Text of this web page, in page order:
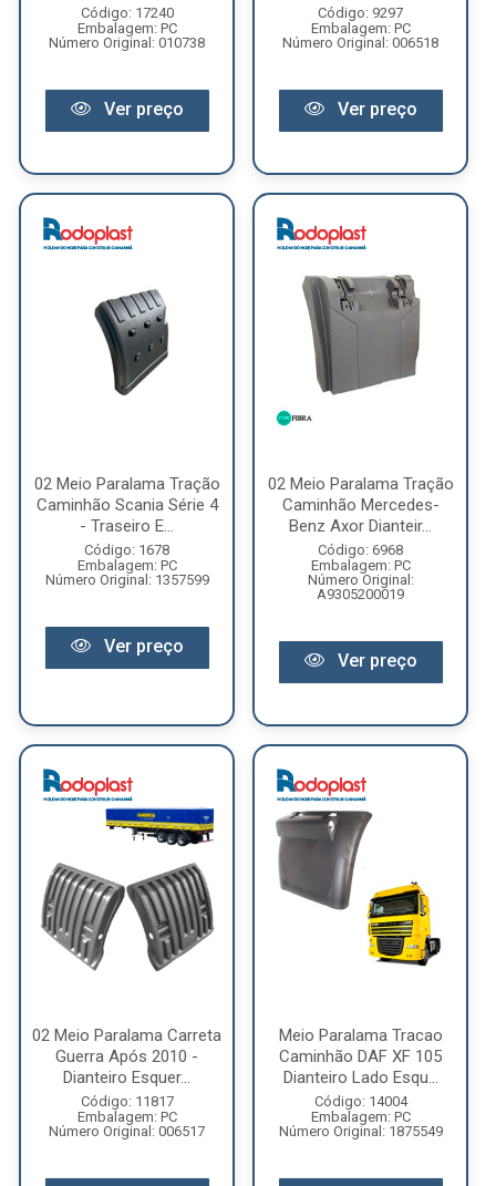
Código: 17240
Embalagem: PC
Número Original: 010738
Ver preço
Código: 9297
Embalagem: PC
Número Original: 006518
Ver preço
02 Meio Paralama Tração
Caminhão Scania Série 4
- Traseiro E...
Código: 1678
Embalagem: PC
Número Original: 1357599
Ver preço
02 Meio Paralama Tração
Caminhão Mercedes-
Benz Axor Dianteir...
Código: 6968
Embalagem: PC
Número Original:
A9305200019
Ver preço
02 Meio Paralama Carreta
Guerra Após 2010 -
Dianteiro Esquer...
Código: 11817
Embalagem: PC
Número Original: 006517
Meio Paralama Tracao
Caminhão DAF XF 105
Dianteiro Lado Esqu...
Código: 14004
Embalagem: PC
Número Original: 1875549